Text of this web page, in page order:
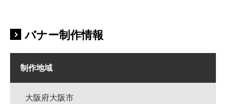
バナー制作情報
制作地域
大阪府大阪市